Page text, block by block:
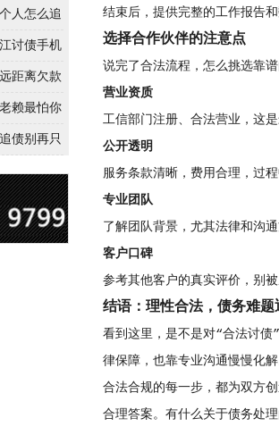
最有效
人怎么追
年最新绝
讨债手机
年线上立
程，足不
距离欠款
联系不
委托当地
赖最怕你
2026
能判刑
债别再只
（公积
也能执行
结束后，提供完整的工作报告
选择合作伙伴的注意点
说完了合法流程，怎么挑选靠
营业资质
工信部门注册、合法营业，这
公开透明
服务条款清晰，费用合理，过程
专业团队
了解团队背景，尤其法律和沟通
客户口碑
参考其他客户的真实评价，别被
结语：理性合法，债务难题
看到这里，是不是对“合法讨债
律保障，也靠专业沟通慢慢化解
合法合规的每一步，都为双方
合理答案。有什么关于债务处